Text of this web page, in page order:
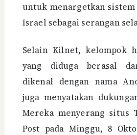
untuk menargetkan
Israel sebagai serangan
Selain Kilnet, kelompok
yang diduga berasal
dikenal dengan nama
juga menyatakan
Mereka menyerang situs
Post pada Minggu, 8